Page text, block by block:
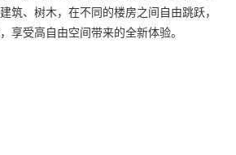
筑、树木，在不同的楼房之间自由跳跃，
享受高自由空间带来的全新体验。